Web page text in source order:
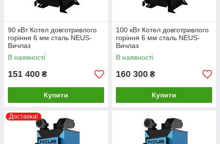
90 кВт Котел довготривлого
горіння 6 мм сталь NEUS-
Вичлаз
В наявності
151 400 ₴
Купити
100 кВт Котел довготривлого
горіння 6 мм сталь NEUS-
Вичлаз
В наявності
160 300 ₴
Купити
Доставка!